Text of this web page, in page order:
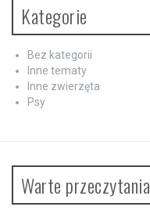
Kategorie
Bez kategorii
Inne tematy
Inne zwierzęta
Psy
Warte przeczytania